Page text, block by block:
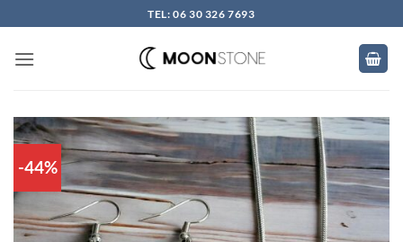
to
content
TEL: 06 30 326 7693
-44%